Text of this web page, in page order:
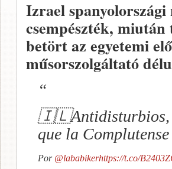
Izrael spanyolországi
csempészték,
betört az egyetemi
műsorszolgáltató
🇮🇱Antidisturbios,
que la
Por @lababikerhttps://t.co/